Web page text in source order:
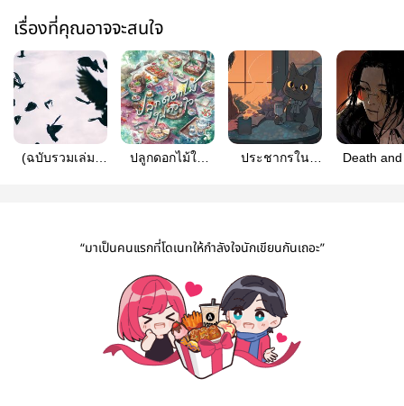
เรื่องที่คุณอาจจะสนใจ
(ฉบับรวมเล่ม)
ปลูกดอกไม้ใน
ประชากรใน
Death
“มาเป็นคนแรกที่โดเนทให้กำลังใจนักเขียนกันเถอะ”